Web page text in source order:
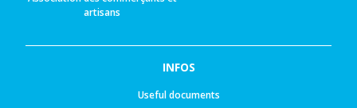
artisans
INFOS
Useful documents